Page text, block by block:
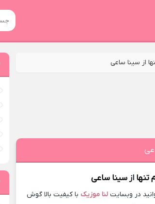
از سینا ساعی
تنها ازسینا ساعی
در وبسایتلنا موزیک با کیفیت بالا گوش